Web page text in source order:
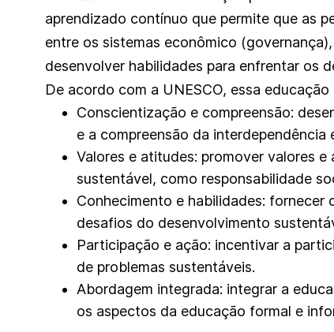
aprendizado contínuo que permite que as
entre os sistemas econômico
desenvolver habilidades para enfrentar os
De acordo com a UNESCO, essa educação
Conscientização e compreensão:
e a compreensão da
Valores e atitudes: promover valores
sustentável, como responsabilidade
Conhecimento e habilidades: fornecer
desafios do desenvolvimento
Participação e ação: incentivar a
de problemas sustentáveis.
Abordagem integrada: integrar a
os aspectos da educação formal e